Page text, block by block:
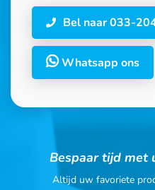
Bel naar 033-
Whatsapp ons
Bespaar tijd met
Altijd uw favoriete